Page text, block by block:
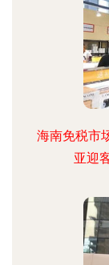
海南免税市
亚迎